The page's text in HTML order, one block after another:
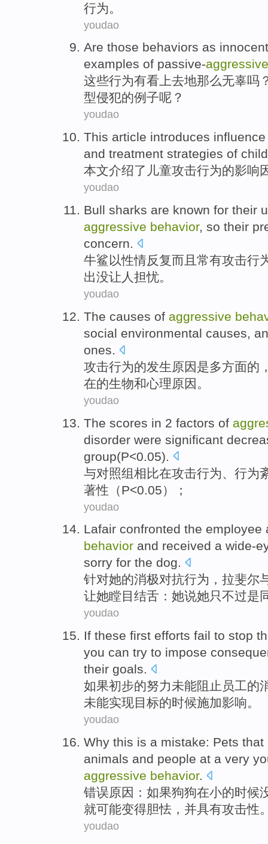
行为。
youdao
Are those behaviors as innocent
examples of passive-aggressive
这些行为有看上去地那么无辜吗
型侵犯的例子呢？
youdao
This article introduces influence
and treatment strategies of
本文介绍了 儿童攻击行为的影响
youdao
Bull sharks are known for their
aggressive behavior, so their
concern.
牛鲨 以性情反复而且 常有攻击行
出没让 人担忧。
youdao
The causes of aggressive
social environmental causes,
ones.
攻击行为的发生 原因是多方面的
在的生物和心理 原因 。
youdao
The scores in 2 factors of
disorder were significant
group(P<0.05).
与对照组相比在攻击行为 行为
著性（P<0.05）；
youdao
Lafair confronted the
behavior and received a wide-
sorry for the dog.
针对她的消极对抗行为 ， 拉斐尔
让她瞠目结舌： 她说她只不过是
youdao
If these first efforts fail to stop
you can try to impose
their goals.
如果初步的努力未能阻止 员工的
未能实现目标的时候施加影响。
youdao
Why this is a mistake: Pets that
animals and people at a very
aggressive behavior.
错误原因 ： 如果狗狗在小的时候
就可能变得胆怯 ， 并具有攻击性
youdao